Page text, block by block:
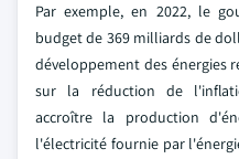
Par exemple, en 2022, le
budget de 369 milliards de
développement des énergies
sur la réduction de
accroître la production
l'électricité fournie par